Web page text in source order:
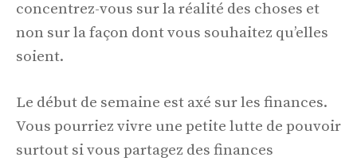
concentrez-vous sur la réalité des choses et
non sur la façon dont vous souhaitez qu’elles
soient.
Le début de semaine est axé sur les finances.
Vous pourriez vivre une petite lutte de pouvoir
surtout si vous partagez des finances